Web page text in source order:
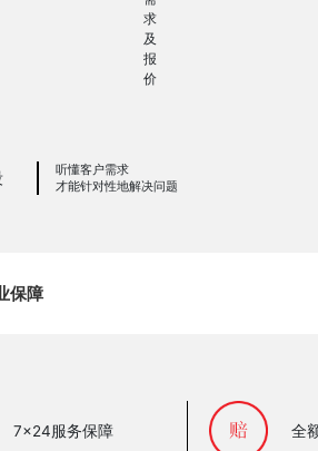
求
及
报
价
听懂客户需求
才能针对性地解决问题
保障
7x24服务保障 全